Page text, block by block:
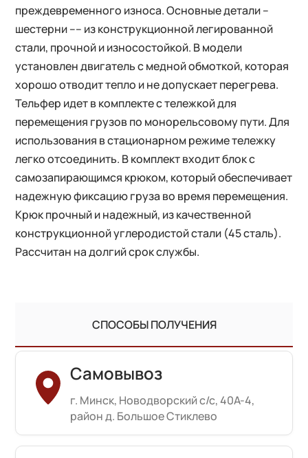
преждевременного износа. Основные детали –
шестерни –– из конструкционной легированной
стали, прочной и износостойкой. В модели
установлен двигатель с медной обмоткой, которая
хорошо отводит тепло и не допускает перегрева.
Тельфер идет в комплекте с тележкой для
перемещения грузов по монорельсовому пути. Для
использования в стационарном режиме тележку
легко отсоединить. В комплект входит блок с
самозапирающимся крюком, который обеспечивает
надежную фиксацию груза во время перемещения.
Крюк прочный и надежный, из качественной
конструкционной углеродистой стали (45 сталь).
Рассчитан на долгий срок службы.
СПОСОБЫ ПОЛУЧЕНИЯ
Самовывоз
г. Минск, Новодворский с/с, 40А-4,
район д. Большое Стиклево